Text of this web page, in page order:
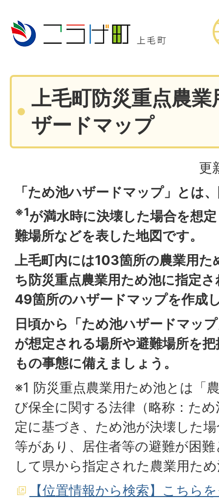
上毛町防災重点農
ザードマップ
更
「ため池ハザードマップ」とは
※1が満水時に決壊した場合を想
難場所などを表した地図です。
上毛町内には103箇所の農業用た
ち防災重点農業用ため池に指定
49箇所のハザードマップを作成
日頃から「ため池ハザードマッ
が想定される場所や避難場所を
もの事態に備えましょう。
※1 防災重点農業用ため池とは「
び保全に関する法律（略称：た
定に基づき、ため池が決壊した
等があり、居住者等の避難が困
して県から指定された農業用た
【位置情報から検索】こちら